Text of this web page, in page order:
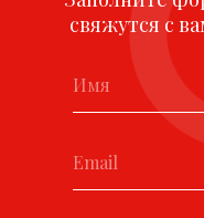
свяжутся с